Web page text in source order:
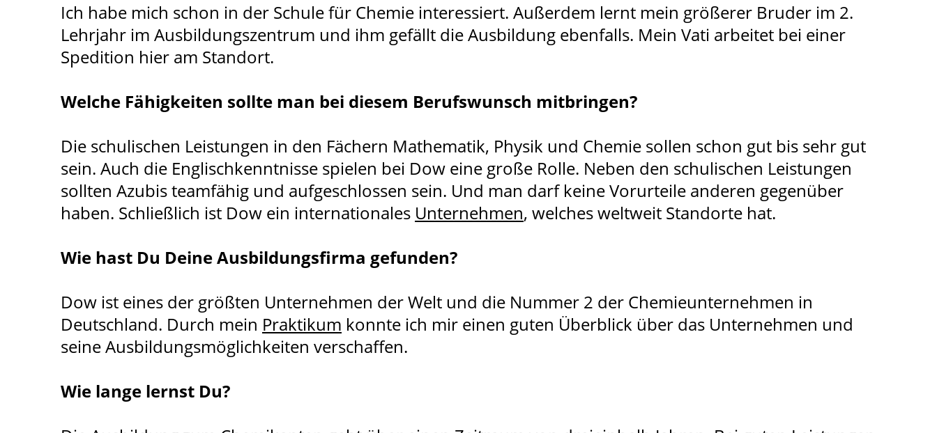
Ich habe mich schon in der Schule für Chemie interessiert. Außerdem lernt mein größerer Bruder im 2.
Lehrjahr im Ausbildungszentrum und ihm gefällt die Ausbildung ebenfalls. Mein Vati arbeitet bei einer
Spedition hier am Standort.
Welche Fähigkeiten sollte man bei diesem Berufswunsch mitbringen?
Die schulischen Leistungen in den Fächern Mathematik, Physik und Chemie sollen schon gut bis sehr gut
sein. Auch die Englischkenntnisse spielen bei Dow eine große Rolle. Neben den schulischen Leistungen
sollten Azubis teamfähig und aufgeschlossen sein. Und man darf keine Vorurteile anderen gegenüber
haben. Schließlich ist Dow ein internationales Unternehmen, welches weltweit Standorte hat.
Wie hast Du Deine Ausbildungsfirma gefunden?
Dow ist eines der größten Unternehmen der Welt und die Nummer 2 der Chemieunternehmen in
Deutschland. Durch mein Praktikum konnte ich mir einen guten Überblick über das Unternehmen und
seine Ausbildungsmöglichkeiten verschaffen.
Wie lange lernst Du?